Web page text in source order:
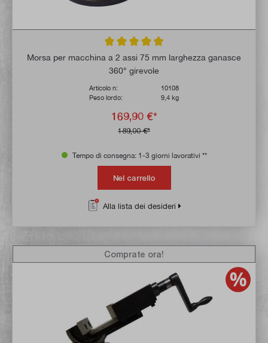
Valutazione media di 4.8 su 5 stelle
Morsa per macchina a 2 assi 75 mm larghezza ganasce
360° girevole
Articolo n:
10108
Peso lordo:
9,4 kg
169,90 €*
189,00 €*
Tempo di consegna: 1-3 giorni lavorativi **
Nel carrello
Alla lista dei desideri
Comprate ora!